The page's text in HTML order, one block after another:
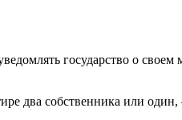
государство о
два собственника или